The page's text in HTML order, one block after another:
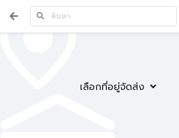
เลือกที่อยู่จัดส่ง